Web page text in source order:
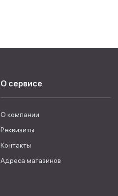
О сервисе
О компании
Реквизиты
Контакты
Адреса магазинов